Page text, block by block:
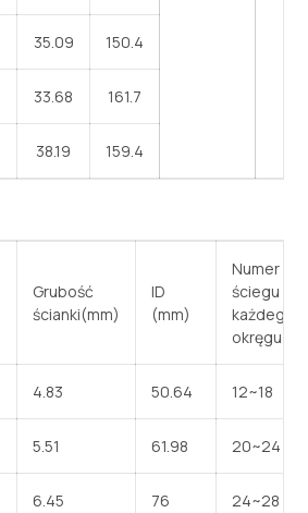
35.09 150.4
33.68 161.7
38.19 159.4
Grubość
ścianki(mm)
ID
(mm)
Numer
ściegu
każdego
okręgu
4.83 50.64 12~18
5.51 61.98 20~24
6.45 76 24~28